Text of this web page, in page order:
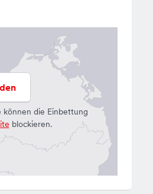
können die Einbettung
blockieren.